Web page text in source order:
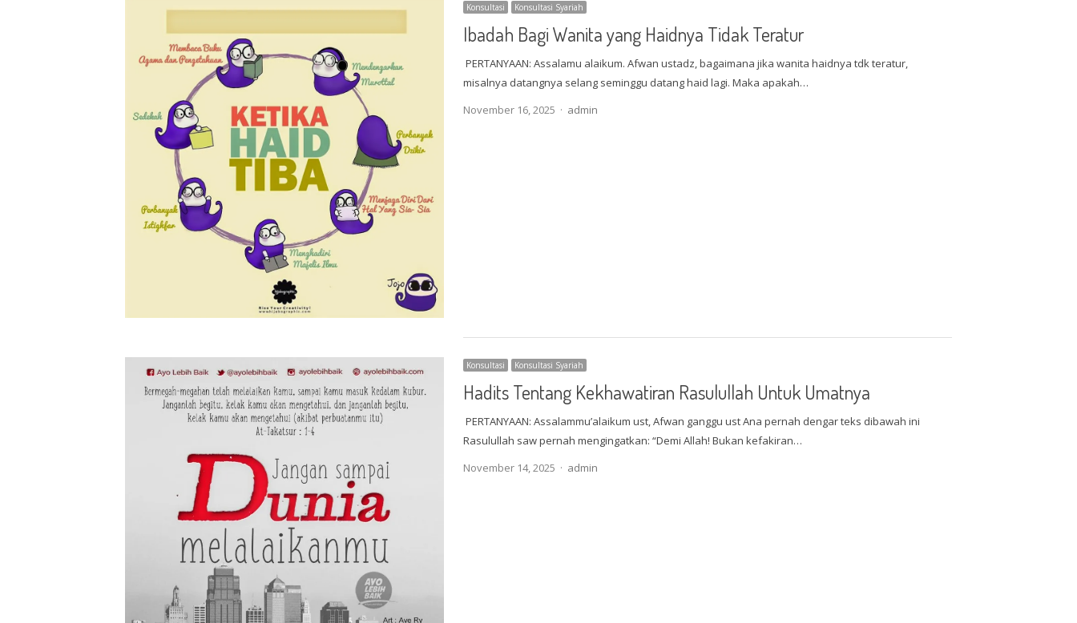
Konsultasi Konsultasi Syariah
Ibadah Bagi Wanita yang Haidnya Tidak Teratur
PERTANYAAN: Assalamu alaikum. Afwan ustadz, bagaimana jika wanita haidnya tdk teratur,
misalnya datangnya selang seminggu datang haid lagi. Maka apakah…
November 16, 2025
Author
admin
Konsultasi Konsultasi Syariah
Hadits Tentang Kekhawatiran Rasulullah Untuk Umatnya
PERTANYAAN: Assalammu’alaikum ust, Afwan ganggu ust Ana pernah dengar teks dibawah ini
Rasulullah saw pernah mengingatkan: “Demi Allah! Bukan kefakiran…
November 14, 2025
Author
admin